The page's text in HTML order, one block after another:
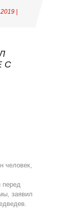
С
человек,
перед
заявил